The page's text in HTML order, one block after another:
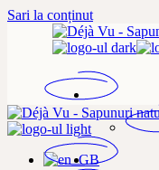
Sari la conținut